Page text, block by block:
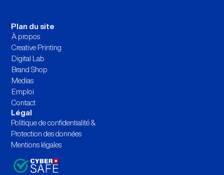
Plan du site
À propos
Creative Printing
Digital Lab
Brand Shop
Medias
Emploi
Contact
Légal
Politique de confidentialité &
Protection des données
Mentions légales